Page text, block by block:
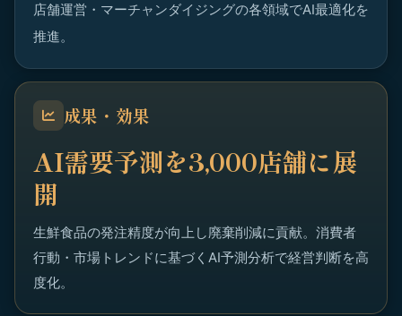
店舗運営・マーチャンダイジングの各領域でAI最適化を
推進。
成果・効果
AI需要予測を3,000店舗に展
開
生鮮食品の発注精度が向上し廃棄削減に貢献。消費者
行動・市場トレンドに基づくAI予測分析で経営判断を高
度化。